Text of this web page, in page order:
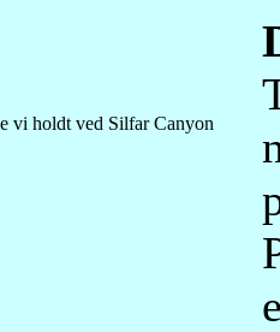
vi holdt ved Silfar Canyon